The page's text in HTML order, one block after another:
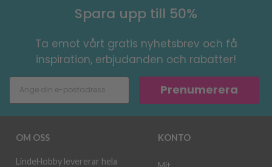
Spara upp till 50%
Ta emot vårt gratis nyhetsbrev och få
inspiration, erbjudanden och rabatter!
Prenumerera
OM OSS
LindeHobby levererar hela
KONTO